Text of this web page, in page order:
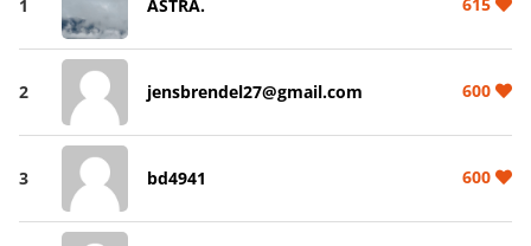
1 ASTRA.
2 jensbrendel27@gmail.com 600
3 bd4941 600